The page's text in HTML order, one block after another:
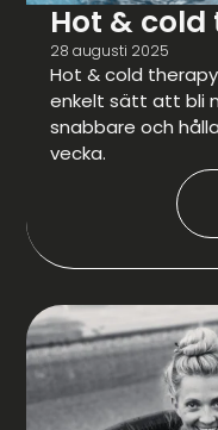
Hot &
28 augusti 2025
Hot & cold
enkelt sätt att bli
snabbare och
vecka.